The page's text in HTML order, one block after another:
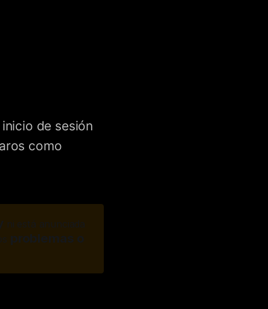
de sesión
como
ni está anunciada
problemas o